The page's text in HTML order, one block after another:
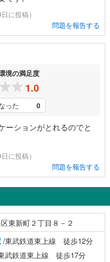
に投稿）
問題を報告する
境の満足度
1.0
った 0
ーションがとれるのでと
に投稿）
問題を報告する
東新町２丁目８－２
/東武鉄道東上線 徒歩12分
武鉄道東上線 徒歩17分